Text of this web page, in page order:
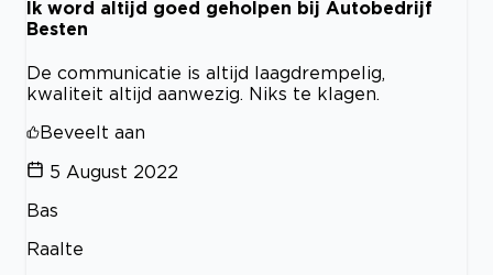
Ik word altijd goed geholpen bij Autobedrijf
Besten
De communicatie is altijd laagdrempelig,
kwaliteit altijd aanwezig. Niks te klagen.
Beveelt aan
5 August 2022
Bas
Raalte